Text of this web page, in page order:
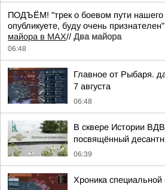
ПОДЪЁМ! "трек о боевом пути нашего
опубликуете, буду очень признателен"
майора в МАХ// Два майора
06:48
Главное от Рыбаря.
7 августа
06:48
В сквере Истории
посвящённый
06:39
Хроника